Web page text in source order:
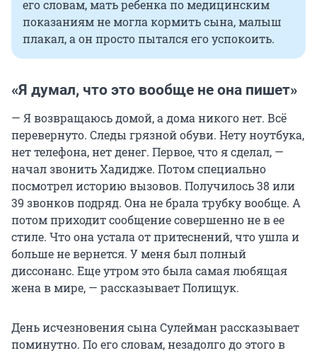
его словам, мать ребенка по медицинским
показаниям не могла кормить сына, малыш
плакал, а он просто пытался его успокоить.
«Я думал, что это вообще не она пишет»
— Я возвращаюсь домой, а дома никого нет. Всё
перевернуто. Следы грязной обуви. Нету ноутбука,
нет телефона, нет денег. Первое, что я сделал, —
начал звонить Хадидже. Потом специально
посмотрел историю вызовов. Получилось 38 или
39 звонков подряд. Она не брала трубку вообще. А
потом приходит сообщение совершенно не в ее
стиле. Что она устала от притеснений, что ушла и
больше не вернется. У меня был полный
диссонанс. Еще утром это была самая любящая
жена в мире, — рассказывает Полищук.
День исчезновения сына Сулейман рассказывает
поминутно. По его словам, незадолго до этого в